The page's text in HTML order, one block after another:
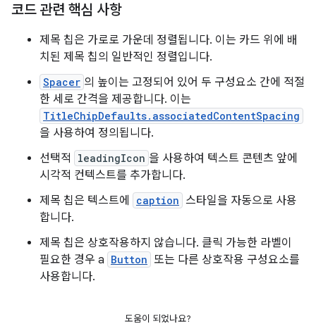
코드 관련 핵심 사항
제목 칩은 가로로 가운데 정렬됩니다. 이는 카드 위에 배
치된 제목 칩의 일반적인 정렬입니다.
Spacer 의 높이는 고정되어 있어 두 구성요소 간에 적절
한 세로 간격을 제공합니다. 이는
TitleChipDefaults.associatedContentSpacing
을 사용하여 정의됩니다.
선택적
leadingIcon 을 사용하여 텍스트 콘텐츠 앞에
시각적 컨텍스트를 추가합니다.
제목 칩은 텍스트에
caption 스타일을 자동으로 사용
합니다.
제목 칩은 상호작용하지 않습니다. 클릭 가능한 라벨이
필요한 경우 a Button 또는 다른 상호작용 구성요소를
사용합니다.
도움이 되었나요?